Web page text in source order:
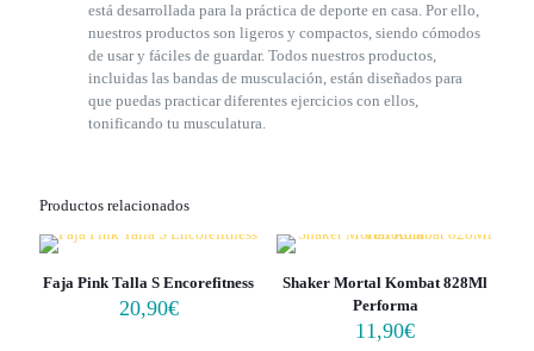
está desarrollada para la práctica de deporte en casa. Por ello,
nuestros productos son ligeros y compactos, siendo cómodos
de usar y fáciles de guardar. Todos nuestros productos,
incluidas las bandas de musculación, están diseñados para
que puedas practicar diferentes ejercicios con ellos,
tonificando tu musculatura.
Productos relacionados
Faja Pink Talla S Encorefitness
20,90€
Shaker Mortal Kombat 828Ml
Performa
11,90€